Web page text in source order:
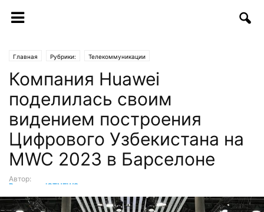
Главная Рубрики: Телекоммуникации
Компания Huawei
поделилась своим
видением построения
Цифрового Узбекистана на
MWC 2023 в Барселоне
Автор:
Редакция ICTNEWS